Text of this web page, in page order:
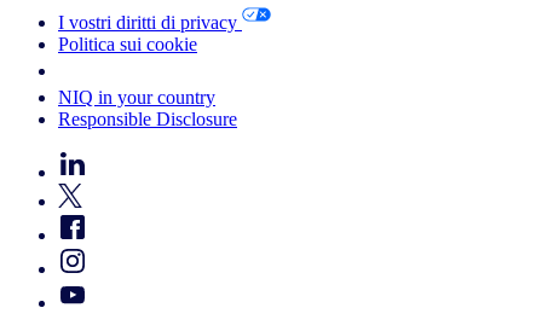
I vostri diritti di privacy
Politica sui cookie
NIQ in your country
Responsible Disclosure